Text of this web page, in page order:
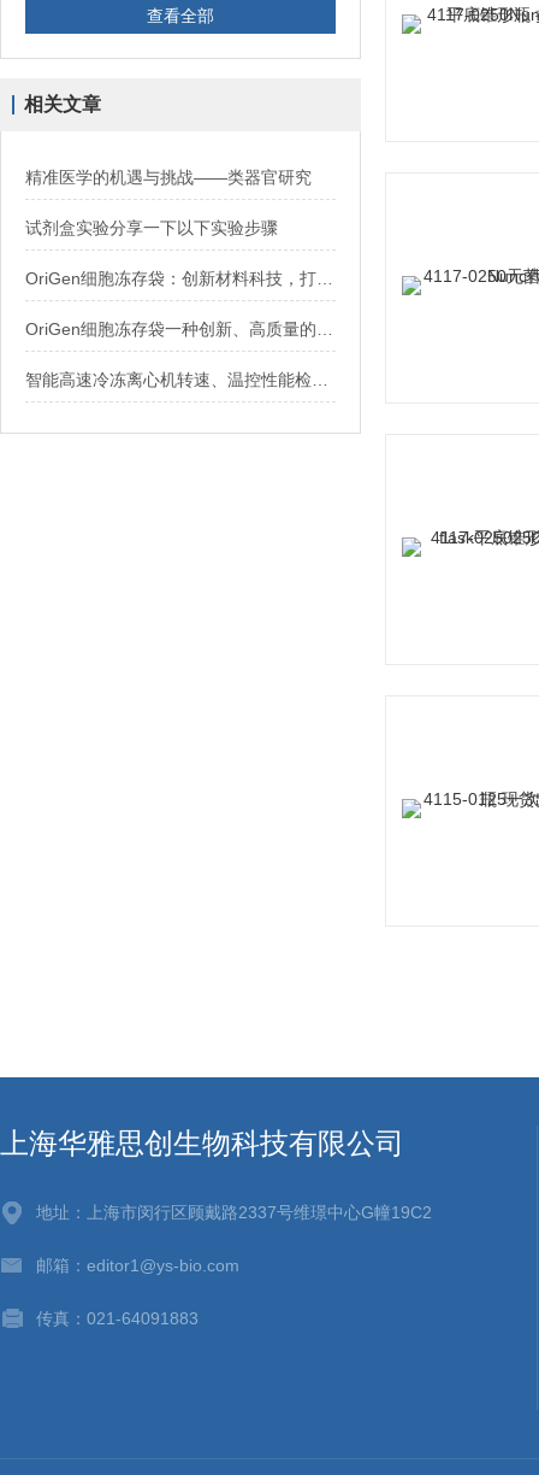
查看全部
相关文章
精准医学的机遇与挑战——类器官研究
试剂盒实验分享一下以下实验步骤
上海华雅思创生物科技有限公司
地址：上海市闵行区顾戴路2337号维璟中心G幢19C2
邮箱：editor1@ys-bio.com
传真：021-64091883